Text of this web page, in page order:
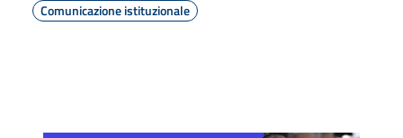
Comunicazione istituzionale